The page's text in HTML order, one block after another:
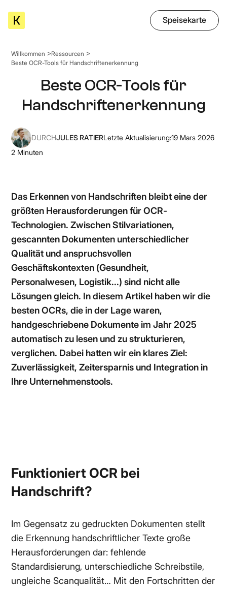
Speisekarte
Willkommen
Ressourcen
Beste OCR-Tools für Handschriftenerkennung
Beste OCR-Tools für
Handschriftenerkennung
DURCHJULES RATIERLetzte Aktualisierung:19 Mars 2026
2 Minuten
Das Erkennen von Handschriften bleibt eine der
größten Herausforderungen für OCR-
Technologien. Zwischen Stilvariationen,
gescannten Dokumenten unterschiedlicher
Qualität und anspruchsvollen
Geschäftskontexten (Gesundheit,
Personalwesen, Logistik...) sind nicht alle
Lösungen gleich. In diesem Artikel haben wir die
besten OCRs, die in der Lage waren,
handgeschriebene Dokumente im Jahr 2025
automatisch zu lesen und zu strukturieren,
verglichen. Dabei hatten wir ein klares Ziel:
Zuverlässigkeit, Zeitersparnis und Integration in
Ihre Unternehmenstools.
Funktioniert OCR bei
Handschrift?
Im Gegensatz zu gedruckten Dokumenten stellt
die Erkennung handschriftlicher Texte große
Herausforderungen dar: fehlende
Standardisierung, unterschiedliche Schreibstile,
ungleiche Scanqualität… Mit den Fortschritten der